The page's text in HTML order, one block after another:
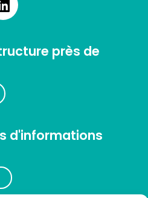
près de
d'informations